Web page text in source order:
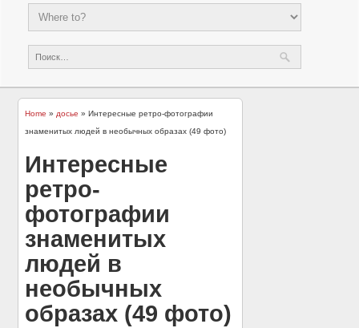
Home »досье » Интересные ретро-фотографии
знаменитых людей в необычных образах (49 фото)
Интересные
ретро-
фотографии
знаменитых
людей в
необычных
образах (49 фото)